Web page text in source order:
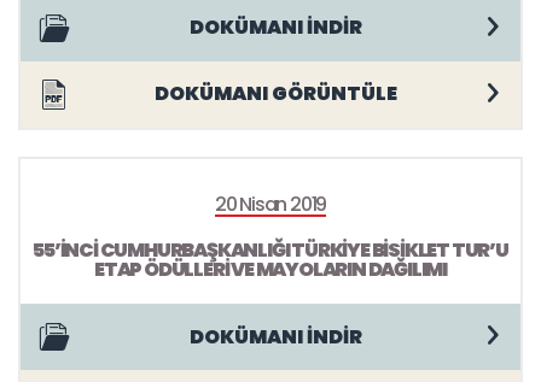
DOKÜMANI İNDİR
DOKÜMANI GÖRÜNTÜLE
20 Nisan 2019
55’İNCİ CUMHURBAŞKANLIĞI TÜRKİYE BİSİKLET TUR’U
ETAP ÖDÜLLERİ VE MAYOLARIN DAĞILIMI
DOKÜMANI İNDİR